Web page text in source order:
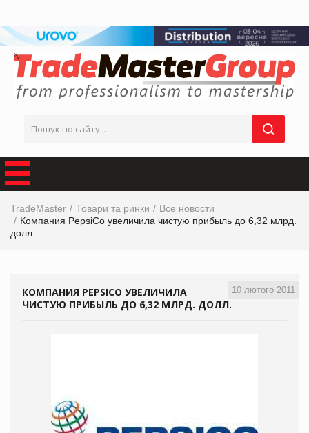
TradeMaster Товари та ринки
Все новости
Компания PepsiCo увеличила чистую прибыль до 6,32 млрд.
долл.
10 лютого 2011
КОМПАНИЯ PEPSICO УВЕЛИЧИЛА
ЧИСТУЮ ПРИБЫЛЬ ДО 6,32 МЛРД. ДОЛЛ.